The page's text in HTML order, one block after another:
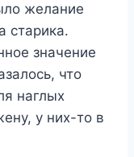
желание
старика.
значение
что
наглых
у них-то в